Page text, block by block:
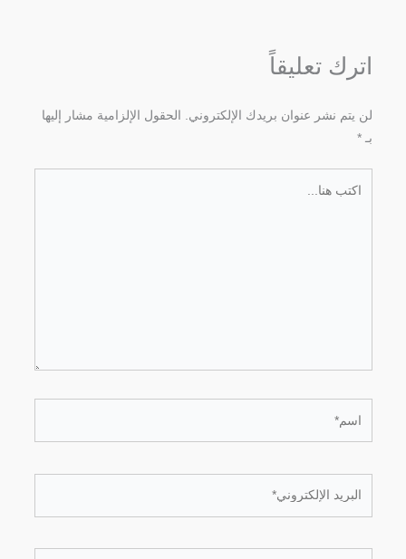
اترك تعليقاً
لن يتم نشر عنوان بريدك الإلكتروني. الحقول الإلزامية مشار إليها
بـ*
الإلكتروني*